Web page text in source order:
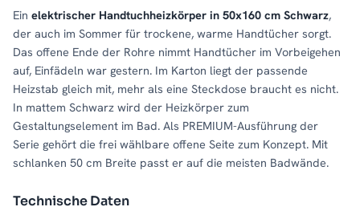
Ein elektrischer Handtuchheizkörper in 50x160 cm Schwarz,
der auch im Sommer für trockene, warme Handtücher sorgt.
Das offene Ende der Rohre nimmt Handtücher im Vorbeigehen
auf, Einfädeln war gestern. Im Karton liegt der passende
Heizstab gleich mit, mehr als eine Steckdose braucht es nicht.
In mattem Schwarz wird der Heizkörper zum
Gestaltungselement im Bad. Als PREMIUM-Ausführung der
Serie gehört die frei wählbare offene Seite zum Konzept. Mit
schlanken 50 cm Breite passt er auf die meisten Badwände.
Technische Daten